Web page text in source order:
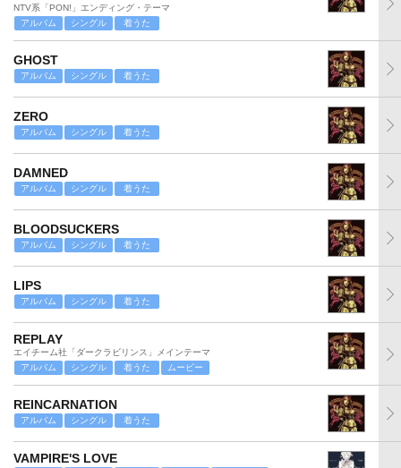
NTV系「PON!」エンディング・テーマ
アルバム
シングル 着うた
GHOST
アルバム シングル 着うた
ZERO
アルバム シングル 着うた
DAMNED
アルバム シングル 着うた
BLOODSUCKERS
アルバム シングル 着うた
LIPS
アルバム シングル 着うた
REPLAY
エイチーム社「ダークラビリンス」メインテーマ
アルバム
シングル 着うた ムービー
REINCARNATION
アルバム シングル 着うた
VAMPIRE'S LOVE